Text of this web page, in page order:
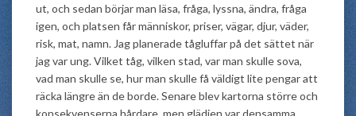
ut, och sedan börjar man läsa, fråga, lyssna, ändra, fråga
igen, och platsen får människor, priser, vägar, djur, väder,
risk, mat, namn. Jag planerade tågluffar på det sättet när
jag var ung. Vilket tåg, vilken stad, var man skulle sova,
vad man skulle se, hur man skulle få väldigt lite pengar att
räcka längre än de borde. Senare blev kartorna större och
konsekvenserna hårdare, men glädjen var densamma.